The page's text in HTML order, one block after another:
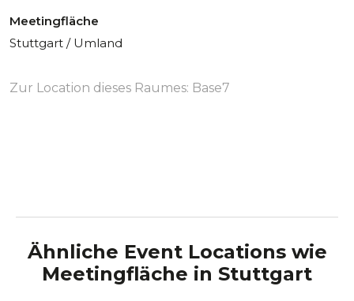
Meetingfläche
Stuttgart / Umland
Zur Location dieses Raumes: Base7
Ähnliche Event Locations wie
Meetingfläche in Stuttgart